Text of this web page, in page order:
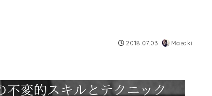
2018.07.03 Masaki